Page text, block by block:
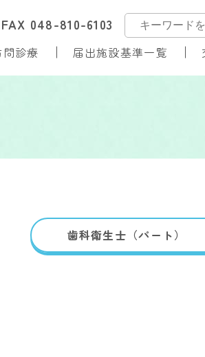
診療 届出施設基準一覧
FAX 048-810-6103
歯科衛生士（パート）